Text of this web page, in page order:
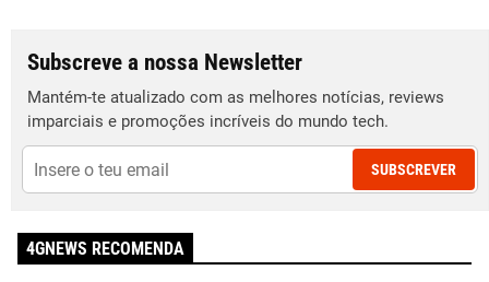
Subscreve a nossa Newsletter
Mantém-te atualizado com as melhores notícias, reviews
imparciais e promoções incríveis do mundo tech.
SUBSCREVER
4GNEWS RECOMENDA